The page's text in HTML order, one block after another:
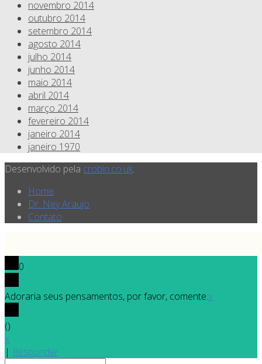
novembro 2014
outubro 2014
setembro 2014
agosto 2014
julho 2014
junho 2014
maio 2014
abril 2014
março 2014
fevereiro 2014
janeiro 2014
janeiro 1970
Desenvolvido pela crobin.co.uk.
Home
Dr. Ney Araujo
Contato
0
Adoraria seus pensamentos, por favor, comente.x
()
x
| Responder